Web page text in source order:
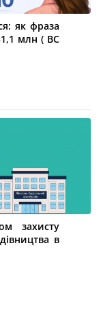
як фраза
млн ( ВС
захисту
в